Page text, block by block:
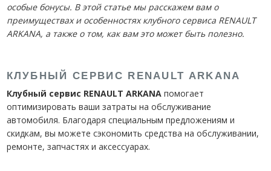
особые бонусы. В этой статье мы расскажем вам о
преимуществах и особенностях клубного сервиса RENAULT
ARKANA, а также о том, как вам это может быть полезно.
КЛУБНЫЙ СЕРВИС RENAULT ARKANA
Клубный сервис RENAULT ARKANAпомогает
оптимизировать ваши затраты на обслуживание
автомобиля. Благодаря специальным предложениям и
скидкам, вы можете сэкономить средства на обслуживании,
ремонте, запчастях и аксессуарах.